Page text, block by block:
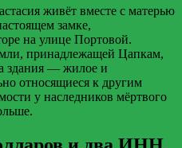
живёт вместе с матерью
замке,
на улице Портовой.
принадлежащей Цапкам,
здания — жилое и
относящиеся к другим
у наследников мёртвого